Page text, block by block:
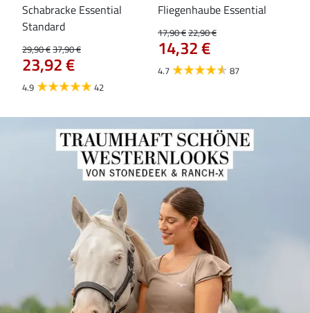
Schabracke Essential
Standard
29,90 €37,90 €
23,92 €
4.9 42
Fliegenhaube Essential
17,90 €22,90 €
14,32 €
4.7 87